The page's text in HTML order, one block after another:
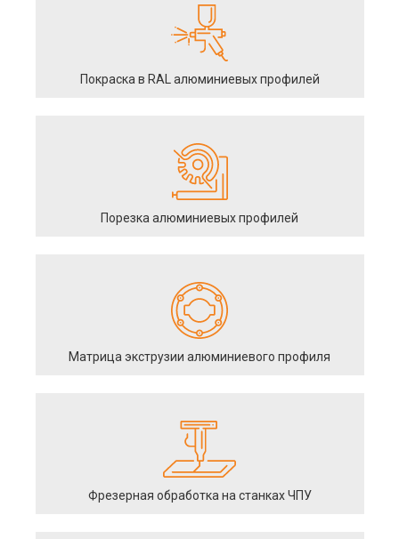
Покраска в RAL алюминиевых профилей
Порезка алюминиевых профилей
Матрица экструзии алюминиевого профиля
Фрезерная обработка на станках ЧПУ